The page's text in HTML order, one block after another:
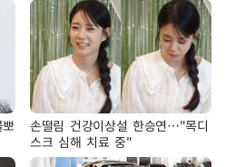
손떨림 건강이상설 한승연…"목디
스크 심해 치료 중"